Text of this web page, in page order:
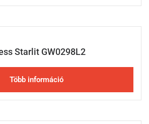
Starlit GW0298L2
Több információ